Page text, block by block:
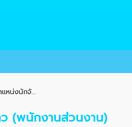
หน่งนักจั...
(พนักงานส่วนงาน)